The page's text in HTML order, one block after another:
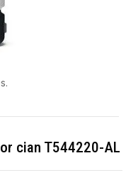
cian T544220-AL